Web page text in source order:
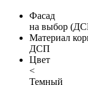
Фасад
на выбор
Материал
ДСП
Цвет
<
Темный